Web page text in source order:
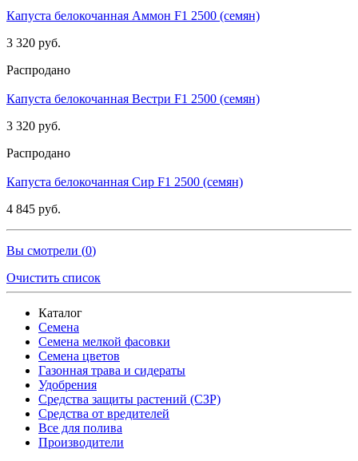
Капуста белокочанная Аммон F1 2500 (семян)
3 320 руб.
Распродано
Капуста белокочанная Вестри F1 2500 (семян)
3 320 руб.
Распродано
Капуста белокочанная Сир F1 2500 (семян)
4 845 руб.
Вы смотрели (0)
Очистить список
Каталог
Семена
Семена мелкой фасовки
Семена цветов
Газонная трава и сидераты
Удобрения
Средства защиты растений (СЗР)
Средства от вредителей
Все для полива
Производители